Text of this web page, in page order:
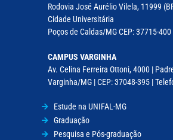
Rodovia José Aurélio Vilela, 11999
Cidade Universitária
Poços de Caldas/MG CEP: 37715-
CAMPUS VARGINHA
Av. Celina Ferreira Ottoni, 4000 |
Varginha/MG | CEP: 37048-395 |
Estude na UNIFAL-MG
Graduação
Pesquisa e Pós-graduação